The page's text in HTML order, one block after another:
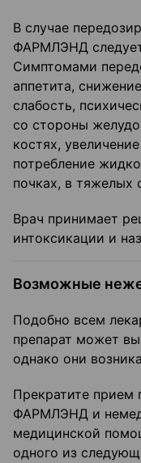
В случае
ФАРМЛЭНД следует
Симптомами
аппетита,
слабость,
со стороны
костях,
потребление
почках, в тяжелых
Врач принимает
интоксикации и
Возможные
Подобно всем
препарат может
однако они
Прекратите
ФАРМЛЭНД и
медицинской
одного из